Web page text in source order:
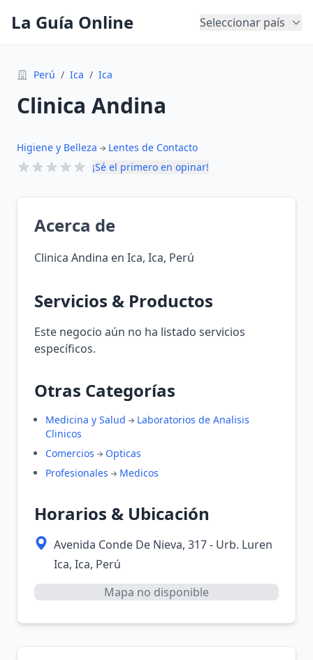
La Guía Online Seleccionar país
Perú / Ica / Ica
Clinica Andina
Higiene y Belleza
Lentes de Contacto
¡Sé el primero en opinar!
Acerca de
Clinica Andina en Ica, Ica, Perú
Servicios & Productos
Este negocio aún no ha listado servicios
específicos.
Otras Categorías
Medicina y Salud
Laboratorios de Analisis
Clinicos
Comercios
Opticas
Profesionales
Medicos
Horarios & Ubicación
Avenida Conde De Nieva, 317 - Urb. Luren
Ica, Ica, Perú
Mapa no disponible